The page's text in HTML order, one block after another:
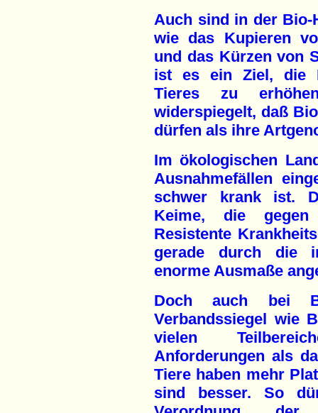
Auch sind in der Bio-
wie das Kupieren
und das Kürzen von
ist es ein Ziel, die
Tieres zu
widerspiegelt, daß
dürfen als ihre
Im ökologischen
Ausnahmefällen
schwer krank ist.
Keime, die
Resistente
gerade durch die
enorme Ausmaße
Doch auch bei
Verbandssiegel wie
vielen
Anforderungen als
Tiere haben mehr
sind besser. So